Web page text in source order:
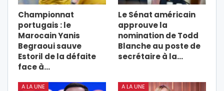
Championnat
portugais : le
Marocain Yanis
Begraoui sauve
Estoril de la défaite
face à…
Le Sénat américain
approuve la
nomination de Todd
Blanche au poste de
secrétaire à la…
A LA UNE A LA UNE